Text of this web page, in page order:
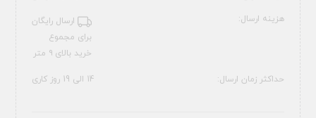
هزینه ارسال:
ارسال رایگان
برای مجموع
خرید بالای ۹ متر
حداکثر زمان ارسال: 14 الی 19 روز کاری